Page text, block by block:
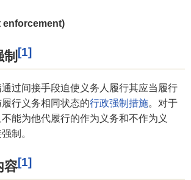
enforcement)
[1]
通过间接手段迫使义务人履行其应当履行
行义务相同状态的行政强制措施。对于
能为他代履行的作为义务和不作为义
制。
容[1]